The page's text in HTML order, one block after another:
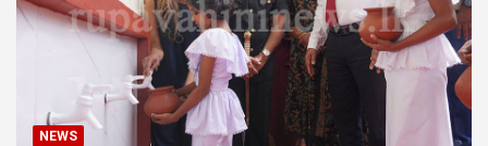
NEWS